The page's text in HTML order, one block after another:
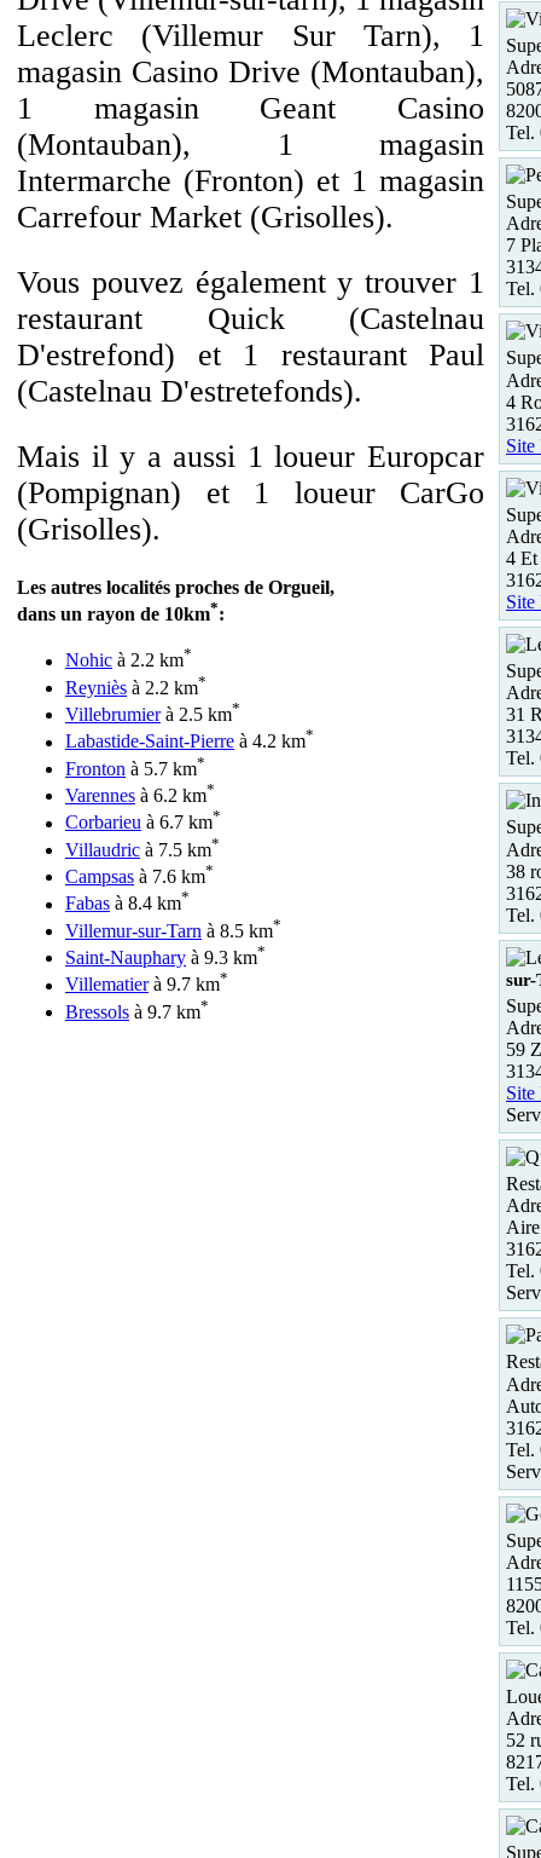
Leclerc (Villemur Sur Tarn), 1
magasin Casino Drive (Montauban),
1 magasin Geant Casino
(Montauban), 1 magasin
Intermarche (Fronton) et 1 magasin
Carrefour Market (Grisolles).
Vous pouvez également y trouver 1
restaurant Quick (Castelnau
D'estrefond) et 1 restaurant Paul
(Castelnau D'estretefonds).
Mais il y a aussi 1 loueur Europcar
(Pompignan) et 1 loueur CarGo
(Grisolles).
Les autres localités proches de Orgueil,
dans un rayon de 10km*:
Nohic à 2.2 km*
Reyniès à 2.2 km*
Villebrumierà 2.5 km*
Labastide-Saint-Pierre à 4.2 km*
Fronton à 5.7 km*
Varennes à 6.2 km*
Corbarieu à 6.7 km*
Villaudric à 7.5 km*
Campsas à 7.6 km*
Fabas à 8.4 km*
Villemur-sur-Tarn à 8.5 km*
Saint-Nauphary à 9.3 km*
Villematierà 9.7 km*
Bressols à 9.7 km*
Tel.
7
Tel.
4
Site
4 Et
Site
31
Tel.
38
Tel.
sur-
59
Site
Tel.
Tel.
Tel.
52
Tel.